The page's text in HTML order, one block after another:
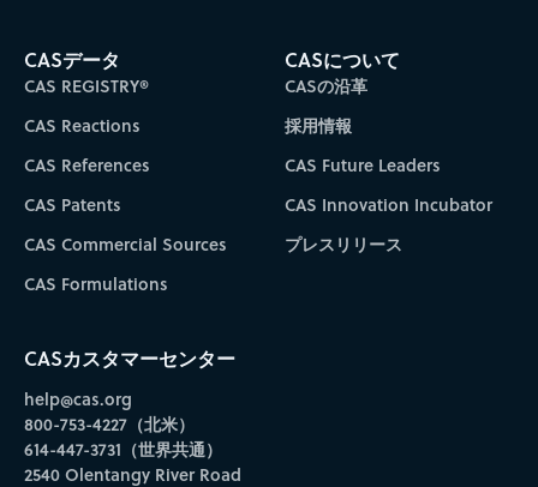
CASデータ
CAS REGISTRY®
CAS Reactions
CAS References
CAS Patents
CAS Commercial Sources
CAS Formulations
CASについて
CASの沿革
採用情報
CAS Future Leaders
CAS Innovation Incubator
プレスリリース
CASカスタマーセンター
help@cas.org
800-753-4227（北米）
614-447-3731（世界共通）
2540 Olentangy River Road